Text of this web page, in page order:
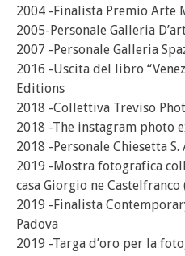
2004 -Finalista Premio Arte
2005-Personale Galleria
2007 -Personale Galleria
2016 -Uscita del libro
Editions
2018 -Collettiva Treviso
2018 -The instagram photo
2018 -Personale Chiesetta
2019 -Mostra fotografica
casa Giorgio ne Castelfranco
2019 -Finalista
Padova
2019 -Targa d’oro per la